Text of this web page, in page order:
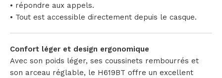
• répondre aux appels.
• Tout est accessible directement depuis le casque.
Confort léger et design ergonomique
Avec son poids léger, ses coussinets rembourrés et
son arceau réglable, le H619BT offre un excellent